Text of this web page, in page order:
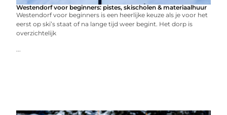
Westendorf voor beginners: pistes, skischolen & materiaalhuur
Westendorf voor beginners is een heerlijke keuze als je voor het
eerst op ski’s staat of na lange tijd weer begint. Het dorp is
overzichtelijk
...